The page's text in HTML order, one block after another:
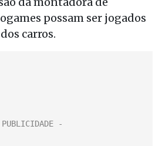
possam ser jogados
carros.